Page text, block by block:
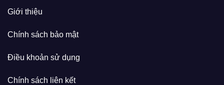
Giới thiệu
Chính sách bảo mật
Điều khoản sử dụng
Chính sách liên kết